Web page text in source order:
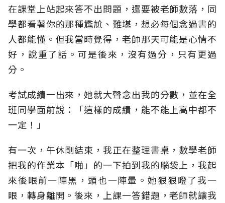
在課堂上站起來答不出問題，還要被老師數落，同
學都看著你的那種尷尬、難堪，想必每個念過書的
人都能懂。但我當時覺得，老師那天可能是心情不
好，說重了話。可是後來，沒有過分，只有更過
分。
考試成績一出來，她就大聲念出我的分數，並在全
班同學面前說：「這樣的成績，能不能上高中都不
一定！」
有一次，午休剛結束，我正在整理書桌，數學老師
把我的作業本「啪」的一下拍到我的腦袋上，我起
來後眼前一陣黑，頭也一陣暈。她狠狠瞪了我一
眼，轉身離開。後來，上課一答錯題，老師就讓我